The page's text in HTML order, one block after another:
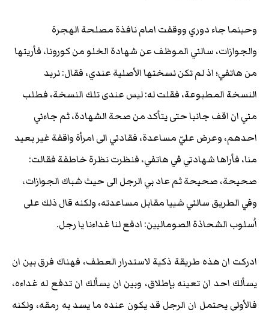
وحينما جاء دوري ووقفت امام نافذة مصلحة الهجرة
والجوازات، سالني الموظف عن شهادة الخلو من كورونا، فأريتها
من هاتفي؛ اذ لم تكن نسختها الأصلية عندي، فقال: نريد
النسخة المطبوعة، فقلت له: ليس عندى تلك النسخة، فطلب
مني ان اقف جانبا حتى يتأكد من صحة الشهادة، ثم جاءني
احدهم، وعرض عليّ مساعدة، فقادني الى امرأة واقفة غير بعيد
منا، فأراها شهادتي في هاتفي، فنظرت نظرة خاطفة فقالت:
صحيحة، صحيحة ثم عاد بي الرجل الى حيث شباك الجوازات،
وفي الطريق سالني شييا مقابل مساعدته، ولكنه قال ذلك على
اُسلوب الشحاذة الصوماليين: ادفع لنا غداءنا يا رجل.
ادركت ان هذه طريقة ذكية لاستدرار العطف، فهناك فرق بين ان
يسألك احد ان تعينه بإطلاق، وبين ان يسألك ان تدفع له غداءه،
فالأولى يحتمل ان الرجل قد يكون عنده ما يسد به رمقه، ولكنه